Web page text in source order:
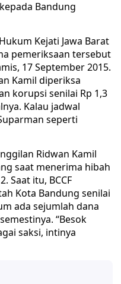
Bandung
Kejati Jawa Barat
pemeriksaan tersebut
17 September 2015.
Kamil diperiksa
korupsi senilai Rp 1,3
Kalau jadwal
seperti
Ridwan Kamil
saat menerima hibah
Saat itu, BCCF
Kota Bandung senilai
ada sejumlah dana
“Besok
saksi, intinya